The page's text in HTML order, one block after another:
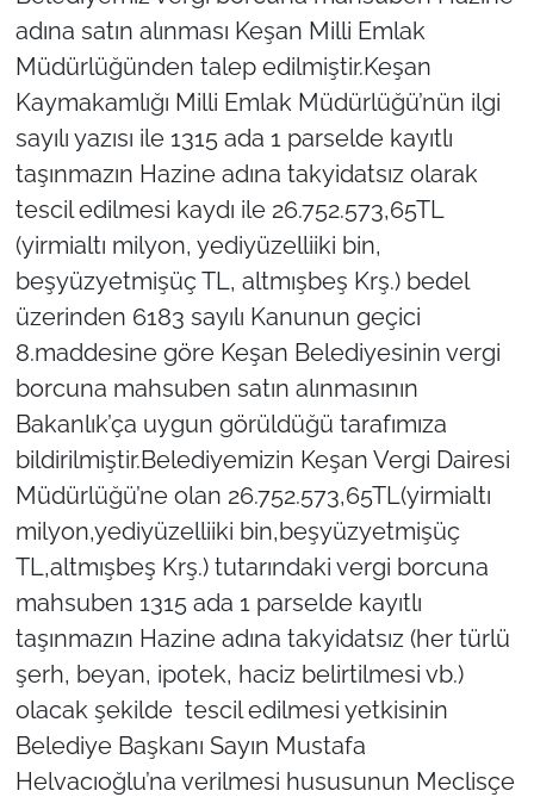
adına satın alınması Keşan Milli Emlak
Müdürlüğünden talep edilmiştir.Keşan
Kaymakamlığı Milli Emlak Müdürlüğü’nün ilgi
sayılı yazısı ile 1315 ada 1 parselde kayıtlı
taşınmazın Hazine adına takyidatsız olarak
tescil edilmesi kaydı ile 26.752.573,65TL
(yirmialtı milyon, yediyüzelliiki bin,
beşyüzyetmişüç TL, altmışbeş Krş.) bedel
üzerinden 6183 sayılı Kanunun geçici
8.maddesine göre Keşan Belediyesinin vergi
borcuna mahsuben satın alınmasının
Bakanlık’ça uygun görüldüğü tarafımıza
bildirilmiştir.Belediyemizin Keşan Vergi Dairesi
Müdürlüğü’ne olan 26.752.573,65TL(yirmialtı
milyon,yediyüzelliiki bin,beşyüzyetmişüç
TL,altmışbeş Krş.) tutarındaki vergi borcuna
mahsuben 1315 ada 1 parselde kayıtlı
taşınmazın Hazine adına takyidatsız (her türlü
şerh, beyan, ipotek, haciz belirtilmesi vb.)
olacak şekilde tescil edilmesi yetkisinin
Belediye Başkanı Sayın Mustafa
Helvacıoğlu’na verilmesi hususunun Meclisçe